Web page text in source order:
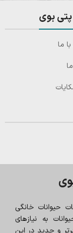
پتی بوی
ما
حیوانات خانگی
به نیازهای
و جدید در این